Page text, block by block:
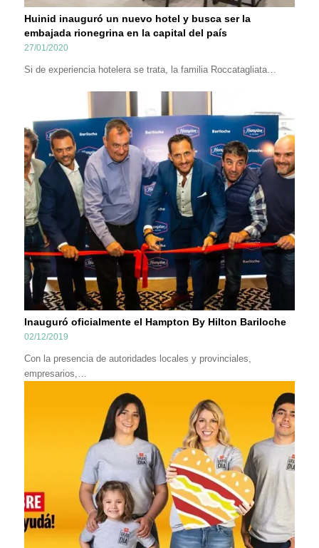
Huinid inauguró un nuevo hotel y busca ser la
embajada rionegrina en la capital del país
27/01/2020
Si de experiencia hotelera se trata, la familia Roccatagliata…
Inauguró oficialmente el Hampton By Hilton Bariloche
02/12/2019
Con la presencia de autoridades locales y provinciales,
empresarios,…